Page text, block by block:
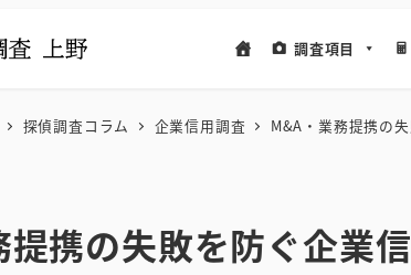
調査項目
探偵調査コラム 企業信用調査 M&A・業務提携の
携の失敗を防ぐ企業